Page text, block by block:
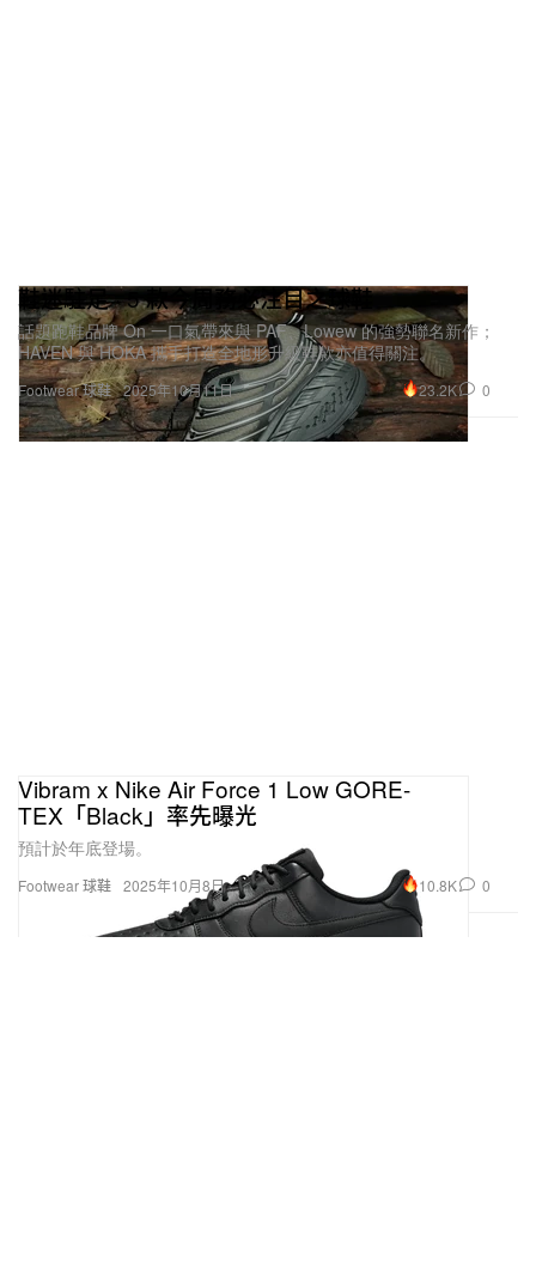
Footwear 球鞋
鞋迷駐足 · 5 款今周務必注目之球鞋
話題跑鞋品牌 On 一口氣帶來與 PAF、Lowew 的強勢聯名新作；
HAVEN 與 HOKA 攜手打造全地形升級鞋款亦值得關注。
2025年10月11日 23.2K 0
Footwear 球鞋
Vibram x Nike Air Force 1 Low GORE-
TEX「Black」率先曝光
預計於年底登場。
2025年10月8日 10.8K 0